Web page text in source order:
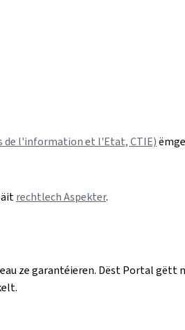
de l'information et l'Etat, CTIE)
rechtlech Aspekter.
ze garantéieren. Dëst Portal gëtt